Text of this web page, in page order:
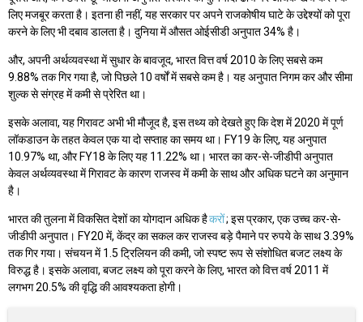
लिए मजबूर करता है। इतना ही नहीं, यह सरकार पर अपने राजकोषीय घाटे के उद्देश्यों को पूरा
करने के लिए भी दबाव डालता है। दुनिया में औसत ओईसीडी अनुपात 34% है।
और, अपनी अर्थव्यवस्था में सुधार के बावजूद, भारत वित्त वर्ष 2010 के लिए सबसे कम
9.88% तक गिर गया है, जो पिछले 10 वर्षों में सबसे कम है। यह अनुपात निगम कर और सीमा
शुल्क से संग्रह में कमी से प्रेरित था।
इसके अलावा, यह गिरावट अभी भी मौजूद है, इस तथ्य को देखते हुए कि देश में 2020 में पूर्ण
लॉकडाउन के तहत केवल एक या दो सप्ताह का समय था। FY19 के लिए, यह अनुपात
10.97% था, और FY18 के लिए यह 11.22% था। भारत का कर-से-जीडीपी अनुपात
केवल अर्थव्यवस्था में गिरावट के कारण राजस्व में कमी के साथ और अधिक घटने का अनुमान
है।
भारत की तुलना में विकसित देशों का योगदान अधिक हैकरों; इस प्रकार, एक उच्च कर-से-
जीडीपी अनुपात। FY20 में, केंद्र का सकल कर राजस्व बड़े पैमाने पर रुपये के साथ 3.39%
तक गिर गया। संचयन में 1.5 ट्रिलियन की कमी, जो स्पष्ट रूप से संशोधित बजट लक्ष्य के
विरुद्ध है। इसके अलावा, बजट लक्ष्य को पूरा करने के लिए, भारत को वित्त वर्ष 2011 में
लगभग 20.5% की वृद्धि की आवश्यकता होगी।